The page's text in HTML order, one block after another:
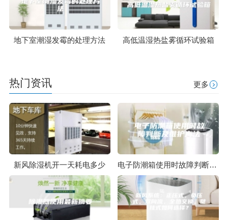
地下室潮湿发霉的处理方法 高低温湿热盐雾循环试验箱
热门资讯 更多
新风除湿机开一天耗电多少 电子防潮箱使用时故障判断及维护方法